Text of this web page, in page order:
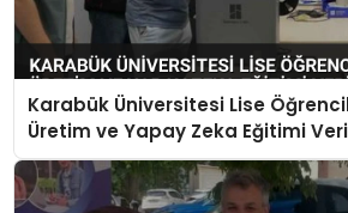
Karabük Üniversitesi Lise
Üretim ve Yapay Zeka Eğitimi